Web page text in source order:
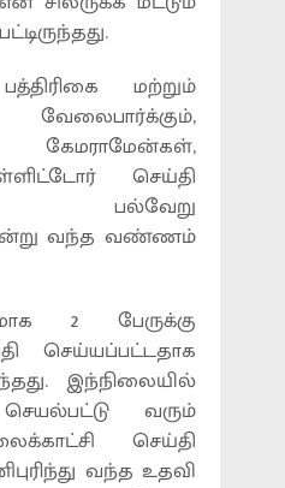
மற்றும்
கேமராமேன்கள்,
செய்தி
பல்வேறு
வந்த வண்ணம்
2 பேருக்கு
செய்யப்பட்டதாக
இந்நிலையில்
வரும்
செய்தி
வந்த உதவி